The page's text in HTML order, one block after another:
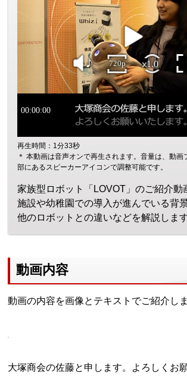
再生時間：1分33秒
＊ 本動画は音声オンで再生されます。音量は、動画
部にあるスピーカーアイコンで調整可能です。
家族型ロボット「LOVOT」のご紹介動
施設や幼稚園での導入が進んでいる背
他のロボットとの違いなどを解説します
動画内容
動画の内容を画像とテキストでご紹介しま
大塚商会の佐藤と申します。よろしくお